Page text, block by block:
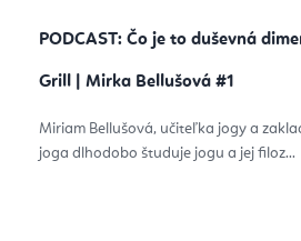
PODCAST: Čo je to duševná
Grill | Mirka Bellušová #1
Miriam Bellušová, učiteľka jogy a
joga dlhodobo študuje jogu a jej filoz...